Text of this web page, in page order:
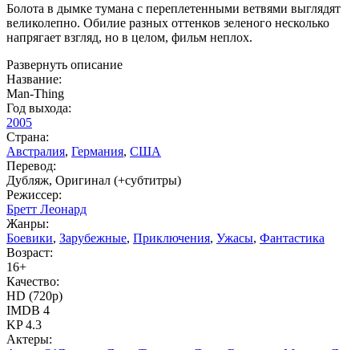
Болота в дымке тумана с переплетенными ветвями выглядят
великолепно. Обилие разных оттенков зеленого несколько
напрягает взгляд, но в целом, фильм неплох.
Развернуть описание
Название:
Man-Thing
Год выхода:
2005
Страна:
Австралия, Германия, США
Перевод:
Дубляж, Оригинал (+субтитры)
Режиссер:
Бретт Леонард
Жанры:
Боевики, Зарубежные, Приключения, Ужасы, Фантастика
Возраст:
16+
Качество:
HD (720p)
IMDB 4
KP4.3
Актеры: